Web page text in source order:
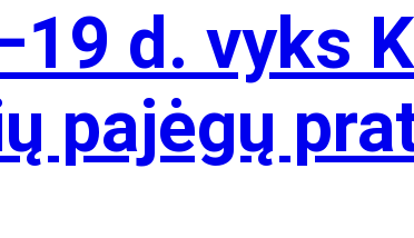
d. vyks
pajėgų